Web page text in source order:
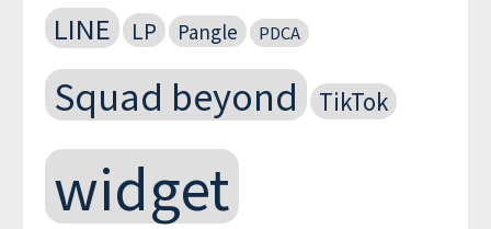
LINE LP Pangle PDCA
Squad beyond TikTok
widget